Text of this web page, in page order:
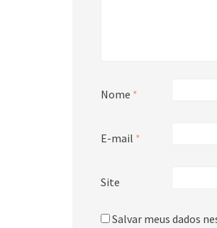
Nome *
E-mail *
Site
Salvar meus dados